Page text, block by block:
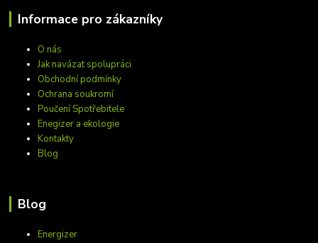
Informace pro zákazníky
O nás
Jak navázat spolupráci
Obchodní podmínky
Ochrana soukromí
Poučení Spotřebitele
Enegizer a ekologie
Kontakty
Blog
Blog
Energizer